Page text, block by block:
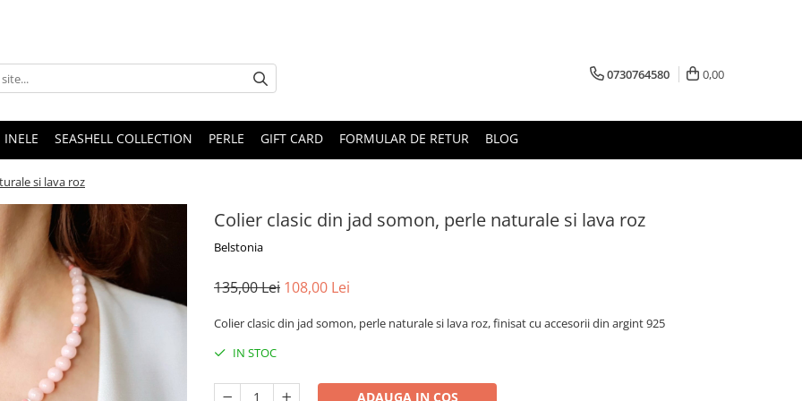
0730764580 0,00
INELE SEASHELL COLLECTION PERLE GIFT CARD FORMULAR DE RETUR BLOG
si lava roz
Colier clasic din jad somon, perle naturale si lava roz
Belstonia
135,00 Lei 108,00 Lei
Colier clasic din jad somon, perle naturale si lava roz, finisat cu accesorii din argint 925
IN STOC
ADAUGA IN COS